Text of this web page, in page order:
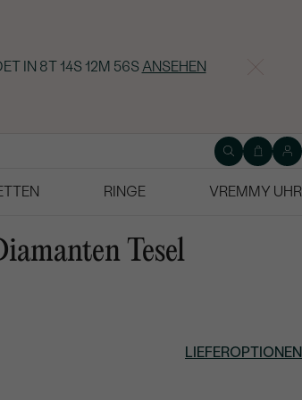
IN 8T 14S 12M 55S ANSEHEN
RINGE
VREMMY UHR
Tesel
LIEFEROPTIONEN